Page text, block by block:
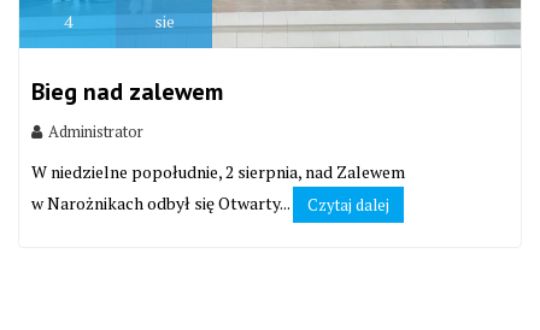
4 sie
Bieg nad zalewem
Administrator
W niedzielne popołudnie, 2 sierpnia, nad Zalewem
w Narożnikach odbył się Otwarty...
Czytaj dalej